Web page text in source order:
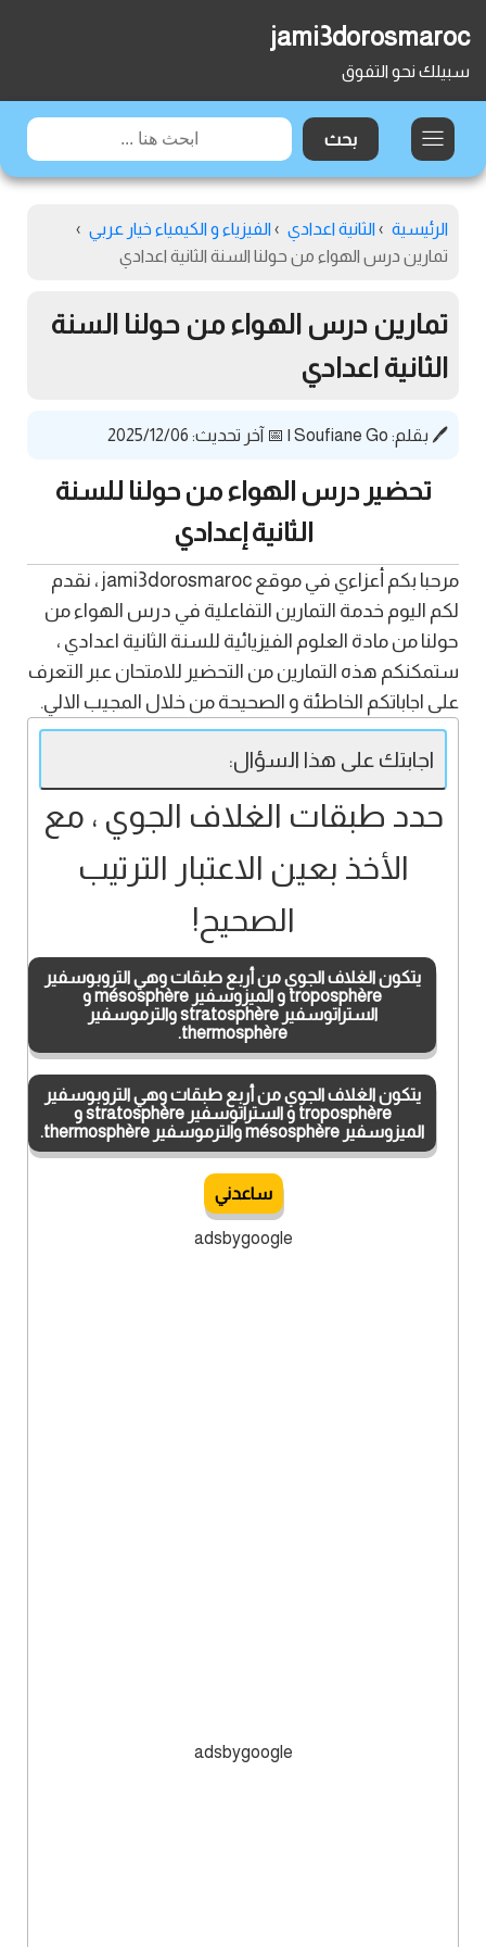
jami3dorosmaroc
سبيلك نحو التفوق
الرئيسية › الثانية اعدادي › الفيزياء و الكيمياء خيار عربي ›
تمارين درس الهواء من حولنا السنة الثانية اعدادي
تمارين درس الهواء من حولنا السنة
الثانية اعدادي
🖊️ بقلم: Soufiane Go
| 📅 آخر تحديث: 2025/12/06
تحضير درس الهواء من حولنا للسنة
الثانية إعدادي
مرحبا بكم أعزاءي في موقع jami3dorosmaroc ، نقدم
لكم اليوم خدمة التمارين التفاعلية في درس الهواء من
حولنا من مادة العلوم الفيزيائية للسنة الثانية اعدادي ،
ستمكنكم هذه التمارين من التحضير للامتحان عبر التعرف
على اجاباتكم الخاطئة و الصحيحة من خلال المجيب الالي.
اجابتك على هذا السؤال:
حدد طبقات الغلاف الجوي ، مع
الأخذ بعين الاعتبار الترتيب
الصحيح!
يتكون الغلاف الجوي من أربع طبقات وهي التروبوسفير
troposphère و الميزوسفير mésosphère و
الستراتوسفير stratosphère والترموسفير
thermosphère.
يتكون الغلاف الجوي من أربع طبقات وهي التروبوسفير
troposphère و الستراتوسفير stratosphère و
الميزوسفير mésosphère والترموسفير thermosphère.
ساعدني
adsbygoogle
adsbygoogle